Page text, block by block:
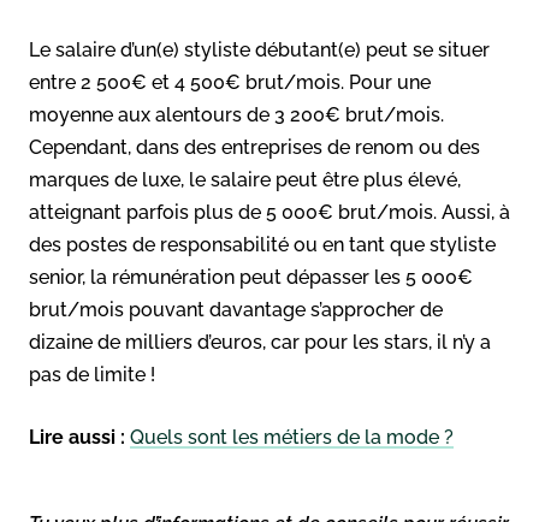
Le salaire d’un(e) styliste débutant(e) peut se situer
entre 2 500€ et 4 500€ brut/mois. Pour une
moyenne aux alentours de 3 200€ brut/mois.
Cependant, dans des entreprises de renom ou des
marques de luxe, le salaire peut être plus élevé,
atteignant parfois plus de 5 000€ brut/mois. Aussi, à
des postes de responsabilité ou en tant que styliste
senior, la rémunération peut dépasser les 5 000€
brut/mois pouvant davantage s’approcher de
dizaine de milliers d’euros, car pour les stars, il n’y a
pas de limite !
Lire aussi : Quels sont les métiers de la mode ?